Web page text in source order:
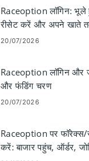
Raceoption लॉगिन: भूले
रीसेट करें और अपने खाते
20/07/2026
Raceoption लॉगिन और
और फंडिंग चरण
20/07/2026
Raceoption पर फॉरेक्स/
करें: बाजार पहुंच, ऑर्डर,